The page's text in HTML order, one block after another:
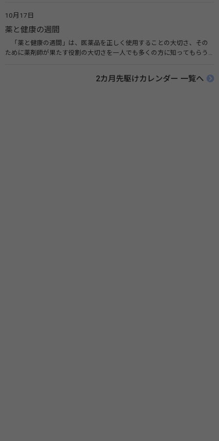
10月17日
薬と健康の週間
「薬と健康の週間」は、医薬品を正しく使用することの大切さ、その
ために薬剤師が果たす役割の大切さを一人でも多くの方に知ってもらう
伝えたい！薬との付き合い方」（保健指導リソースガイド）
2カ月先駆けカレンダー 一覧へ